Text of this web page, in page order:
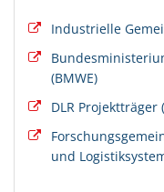
Industrielle
(BMWE)
DLR Projektträger
und